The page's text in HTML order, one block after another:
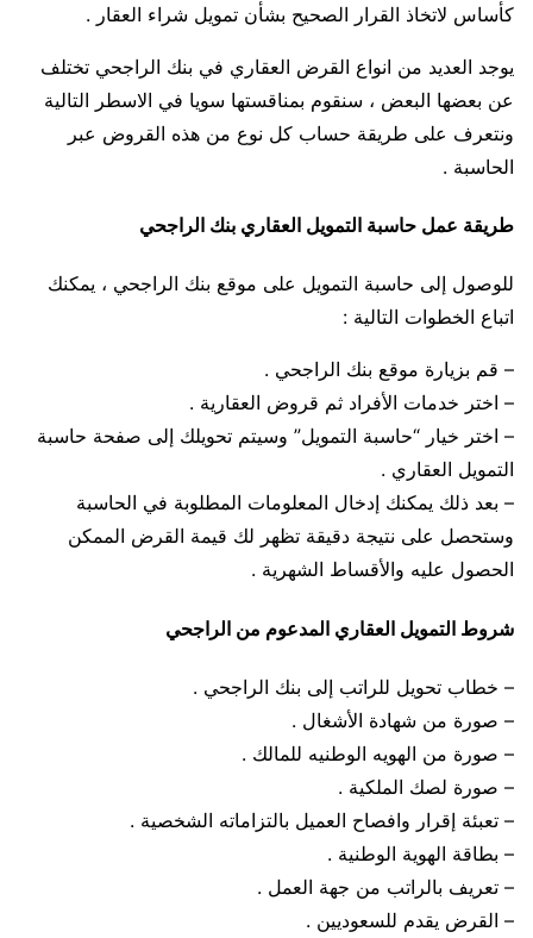
كأساس لاتخاذ القرار الصحيح بشأن تمويل شراء العقار .
يوجد العديد من انواع القرض العقاري في بنك الراجحي تختلف
عن بعضها البعض ، سنقوم بمناقستها سويا في الاسطر التالية
ونتعرف على طريقة حساب كل نوع من هذه القروض عبر
الحاسبة .
طريقة عمل حاسبة التمويل العقاري بنك الراجحي
للوصول إلى حاسبة التمويل على موقع بنك الراجحي ، يمكنك
اتباع الخطوات التالية :
– قم بزيارة موقع بنك الراجحي .
– اختر خدمات الأفراد ثم قروض العقارية .
– اختر خيار “حاسبة التمويل” وسيتم تحويلك إلى صفحة حاسبة
التمويل العقاري .
– بعد ذلك يمكنك إدخال المعلومات المطلوبة في الحاسبة
وستحصل على نتيجة دقيقة تظهر لك قيمة القرض الممكن
الحصول عليه والأقساط الشهرية .
شروط التمويل العقاري المدعوم من الراجحي
– خطاب تحويل للراتب إلى بنك الراجحي .
– صورة من شهادة الأشغال .
– صورة من الهويه الوطنيه للمالك .
– صورة لصك الملكية .
– تعبئة إقرار وافصاح العميل بالتزاماته الشخصية .
– بطاقة الهوية الوطنية .
– تعريف بالراتب من جهة العمل .
– القرض يقدم للسعوديين .